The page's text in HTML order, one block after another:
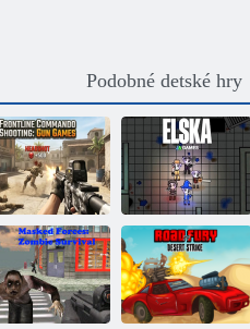
Podobné detské hry
Strieľacie zbrane
v prvej línii
Elska